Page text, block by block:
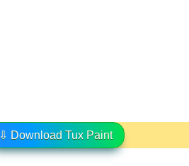
⇩ Download Tux Paint